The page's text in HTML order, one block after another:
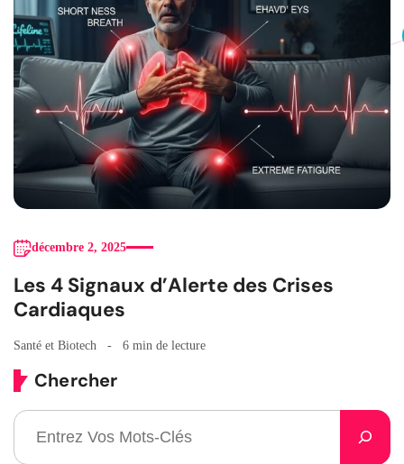
décembre 2, 2025
Les 4 Signaux d’Alerte des Crises
Cardiaques
Santé et Biotech 6 min de lecture
Chercher